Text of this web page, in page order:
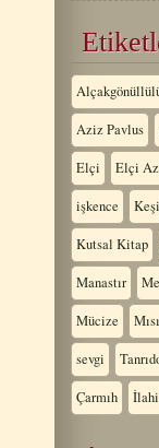
Aziz Pavlus
Elçi Elçi
işkence
Kutsal Kitap
Manastır
Mücize
sevgi
Çarmıh